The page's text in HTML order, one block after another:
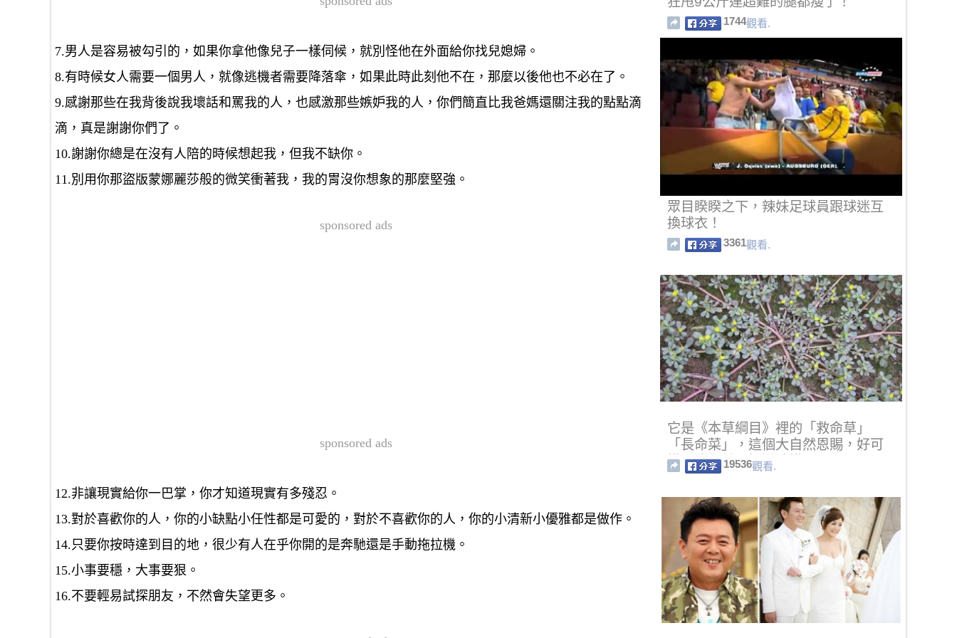
7.男人是容易被勾引的，如果你拿他像兒子一樣伺候，就別怪他在外面給你找兒媳婦。
8.有時候女人需要一個男人，就像逃機者需要降落傘，如果此時此刻他不在，那麼以後他也不必在了。
9.感謝那些在我背後說我壞話和罵我的人，也感激那些嫉妒我的人，你們簡直比我爸媽還關注我的點點滴
滴，真是謝謝你們了。
10.謝謝你總是在沒有人陪的時候想起我，但我不缺你。
11.別用你那盜版蒙娜麗莎般的微笑衝著我，我的胃沒你想象的那麼堅強。
sponsored ads
sponsored ads
12.非讓現實給你一巴掌，你才知道現實有多殘忍。
13.對於喜歡你的人，你的小缺點小任性都是可愛的，對於不喜歡你的人，你的小清新小優雅都是做作。
14.只要你按時達到目的地，很少有人在乎你開的是奔馳還是手動拖拉機。
15.小事要穩，大事要狠。
16.不要輕易試探朋友，不然會失望更多。
1744觀看.
眾目睽睽之下，辣妹足球員跟球迷互
換球衣！
3361觀看.
它是《本草綱目》裡的「救命草」
「長命菜」，這個大自然恩賜，好可
惜～我們並不知道珍惜！
19536觀看.